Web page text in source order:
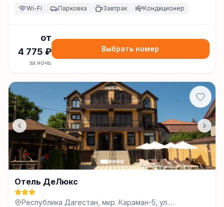
Wi-Fi Парковка Завтрак Кондиционер
от
4 775 ₽
за ночь
Выбрать номер
Отель ДеЛюкс
Республика Дагестан, мкр. Караман-5, ул.